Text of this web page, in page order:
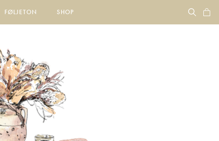
FØLJETON SHOP